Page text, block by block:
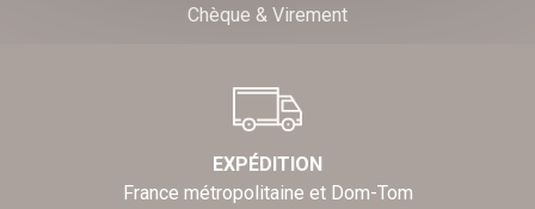
Chèque & Virement
EXPÉDITION
France métropolitaine et Dom-Tom